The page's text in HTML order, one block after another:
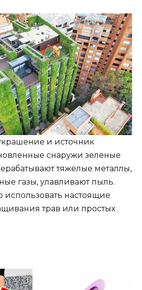
и источник
снаружи зеленые
тяжелые металлы,
газы, улавливают пыль.
настоящие
трав или простых